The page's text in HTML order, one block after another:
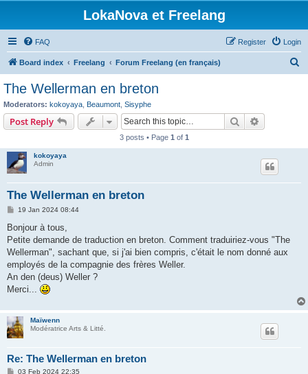
LokaNova et Freelang
FAQ Login
Register
Board index Freelang Forum Freelang (en français)
The Wellerman en breton
Moderators: kokoyaya Beaumont Sisyphe
Post Reply Search
3 posts • Page 1 of 1
kokoyaya
Admin
The Wellerman en breton
P
s
19 Jan 2024 08:44
Bonjour à tous,
Petite demande de traduction en breton. Comment traduiriez-vous "The
Wellerman", sachant que, si j'ai bien compris, c'était le nom donné aux
employés de la compagnie des frères Weller.
An den (deus) Weller ?
Merci...
Maïwenn
Modératrice Arts & Litté.
Re: The Wellerman en breton
P03 Feb 2024 22:35